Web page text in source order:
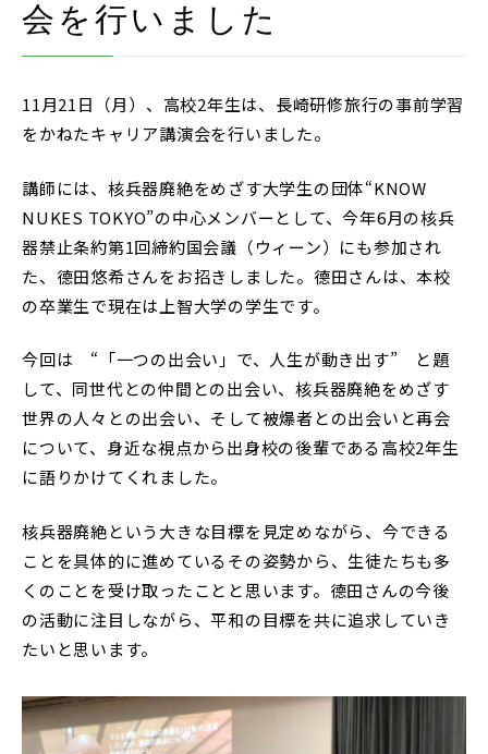
お問い合わせ
アクセス
採用情報
リンク
個人情報保護方針
中学説明会 高校説明会
閉じる
会を行いました
11月21日（月）、高校2年生は、長崎研修旅行の事前学習
をかねたキャリア講演会を行いました。
講師には、核兵器廃絶をめざす大学生の団体“KNOW
NUKES TOKYO”の中心メンバーとして、今年6月の核兵
器禁止条約第1回締約国会議（ウィーン）にも参加され
た、德田悠希さんをお招きしました。德田さんは、本校
の卒業生で現在は上智大学の学生です。
今回は “「一つの出会い」で、人生が動き出す” と題
して、同世代との仲間との出会い、核兵器廃絶をめざす
世界の人々との出会い、そして被爆者との出会いと再会
について、身近な視点から出身校の後輩である高校2年生
に語りかけてくれました。
核兵器廃絶という大きな目標を見定めながら、今できる
ことを具体的に進めているその姿勢から、生徒たちも多
くのことを受け取ったことと思います。德田さんの今後
の活動に注目しながら、平和の目標を共に追求していき
たいと思います。